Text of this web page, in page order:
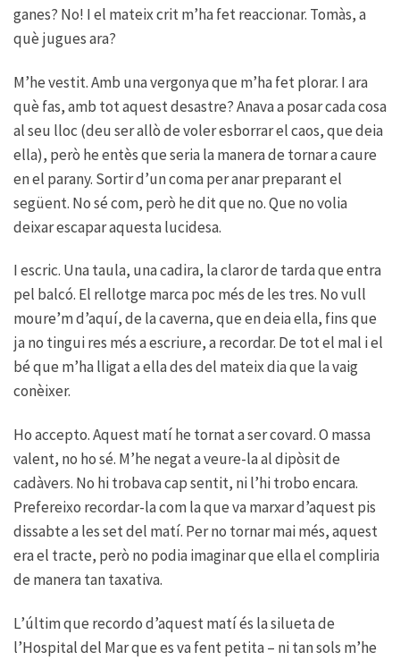
ganes? No! I el mateix crit m’ha fet reaccionar. Tomàs, a
què jugues ara?
M’he vestit. Amb una vergonya que m’ha fet plorar. I ara
què fas, amb tot aquest desastre? Anava a posar cada cosa
al seu lloc (deu ser allò de voler esborrar el caos, que deia
ella), però he entès que seria la manera de tornar a caure
en el parany. Sortir d’un coma per anar preparant el
següent. No sé com, però he dit que no. Que no volia
deixar escapar aquesta lucidesa.
I escric. Una taula, una cadira, la claror de tarda que entra
pel balcó. El rellotge marca poc més de les tres. No vull
moure’m d’aquí, de la caverna, que en deia ella, fins que
ja no tingui res més a escriure, a recordar. De tot el mal i el
bé que m’ha lligat a ella des del mateix dia que la vaig
conèixer.
Ho accepto. Aquest matí he tornat a ser covard. O massa
valent, no ho sé. M’he negat a veure-la al dipòsit de
cadàvers. No hi trobava cap sentit, ni l’hi trobo encara.
Prefereixo recordar-la com la que va marxar d’aquest pis
dissabte a les set del matí. Per no tornar mai més, aquest
era el tracte, però no podia imaginar que ella el compliria
de manera tan taxativa.
L’últim que recordo d’aquest matí és la silueta de
l’Hospital del Mar que es va fent petita – ni tan sols m’he